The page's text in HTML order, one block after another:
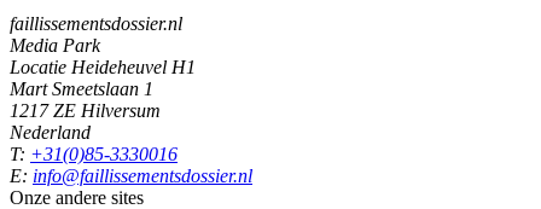
faillissementsdossier.nl
Media Park
Locatie Heideheuvel H1
Mart Smeetslaan 1
1217 ZE Hilversum
Nederland
T: +31(0)85-3330016
E: info@faillissementsdossier.nl
Onze andere sites